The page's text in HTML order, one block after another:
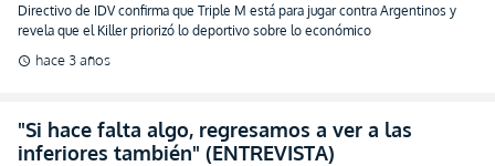
Directivo de IDV confirma que Triple M está para jugar contra Argentinos y
revela que el Killer priorizó lo deportivo sobre lo económico
schedule hace 3 años
"Si hace falta algo, regresamos a ver a las
inferiores también" (ENTREVISTA)